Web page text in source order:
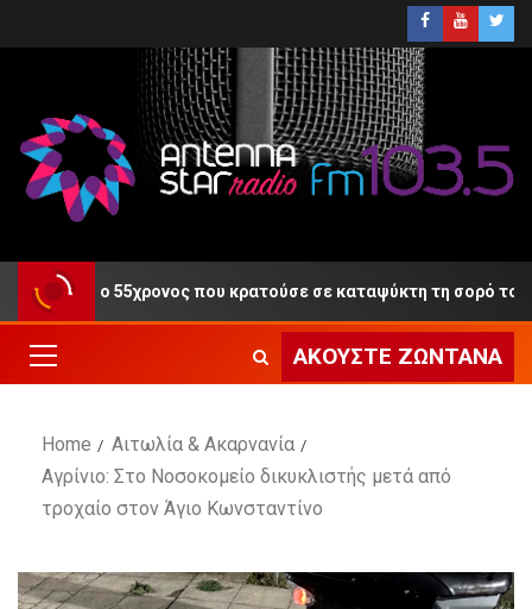
ο 55χρονος που κρατούσε σε καταψύκτη τη σορό του πατέρα
ΑΚΟΎΣΤΕ ΖΩΝΤΑΝΆ
Home
Αιτωλία & Ακαρνανία
Αγρίνιο: Στο Νοσοκομείο δικυκλιστής μετά από
τροχαίο στον Άγιο Κωνσταντίνο